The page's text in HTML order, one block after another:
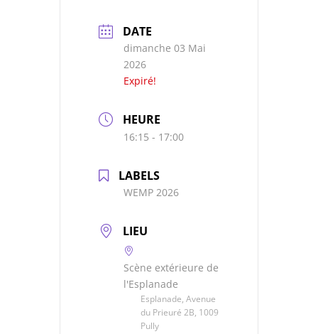
DATE
dimanche 03 Mai
2026
Expiré!
HEURE
16:15 - 17:00
LABELS
WEMP 2026
LIEU
Scène extérieure de
l'Esplanade
Esplanade, Avenue
du Prieuré 2B, 1009
Pully